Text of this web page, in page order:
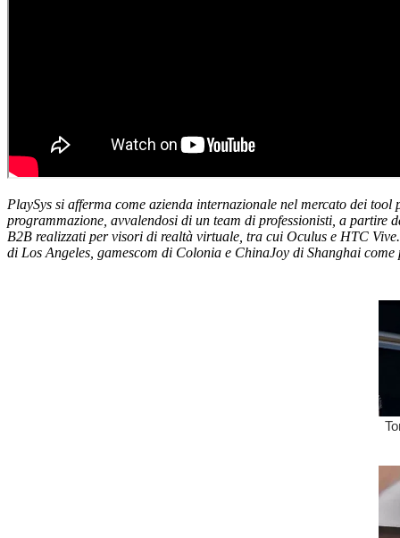
PlaySys si afferma come azienda internazionale nel mercato dei
programmazione, avvalendosi di un team di professionisti, a partire
B2B realizzati per visori di realtà virtuale, tra cui Oculus e HTC
di Los Angeles, gamescom di Colonia e ChinaJoy di Shanghai